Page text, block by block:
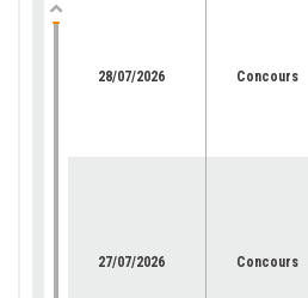
28/07/2026 Concours
27/07/2026 Concours